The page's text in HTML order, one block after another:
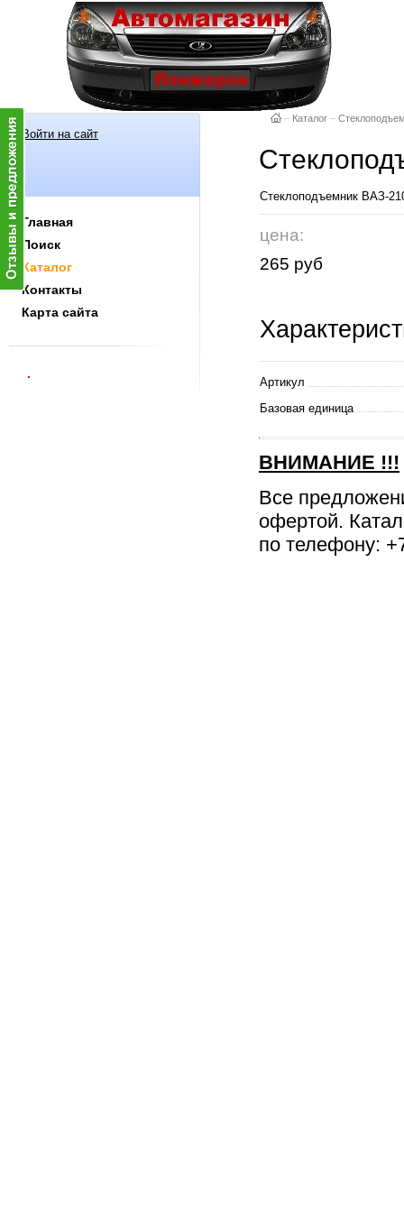
Войти на сайт
Главная
Поиск
Каталог
Контакты
Карта сайта
– Каталог –
Стеклоподъемник ВАЗ-
цена:
265 руб
Артикул
Базовая единица
ВНИМАНИЕ !!!
Все
офертой.
по телефону: